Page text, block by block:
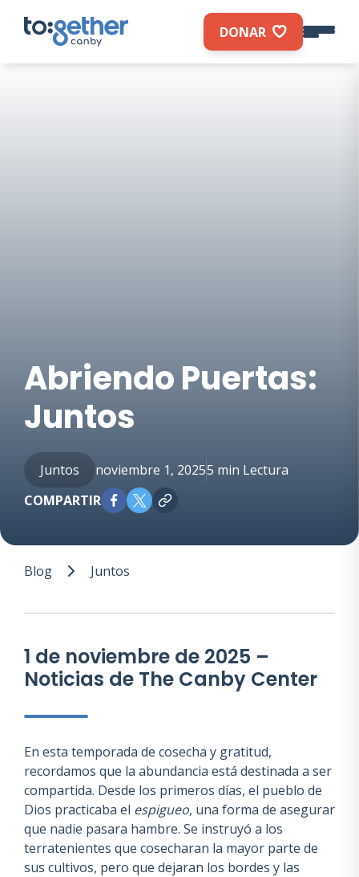
DONAR
Abriendo Puertas:
Juntos
Juntos noviembre 1, 20255 min Lectura
COMPARTIR
Blog Juntos
1 de noviembre de 2025 –
Noticias de The Canby Center
En esta temporada de cosecha y gratitud,
recordamos que la abundancia está destinada a ser
compartida. Desde los primeros días, el pueblo de
Dios practicaba el espigueo, una forma de asegurar
que nadie pasara hambre. Se instruyó a los
terratenientes que cosecharan la mayor parte de
sus cultivos, pero que dejaran los bordes y las
*
Apellidos
*
Correo
electrónico
**
Teléfono
*
+1
ENVIAR